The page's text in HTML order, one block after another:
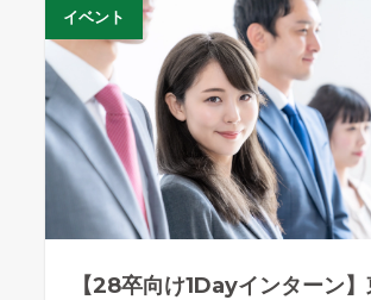
イベント
【28卒向け1Dayインターン